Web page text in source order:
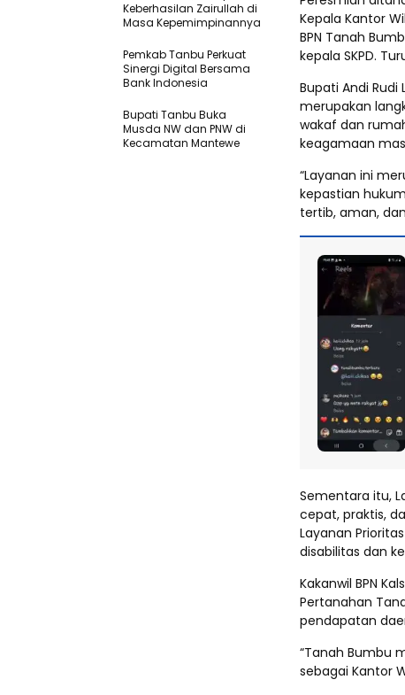
Kepala Kantor
BPN Tanah
kepala SKPD.
Bupati Andi Rudi
merupakan
wakaf dan
keagamaan
“Layanan ini
kepastian
tertib, aman,
Sementara itu,
cepat, praktis,
Layanan
disabilitas dan
Kakanwil BPN
Pertanahan
pendapatan
“Tanah Bumbu
sebagai Kantor
Keberhasilan Zairullah di
Masa Kepemimpinannya
Pemkab Tanbu Perkuat
Sinergi Digital Bersama
Bank Indonesia
Bupati Tanbu Buka
Musda NW dan PNW di
Kecamatan Mantewe